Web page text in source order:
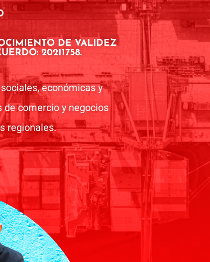
DE VALIDEZ
20211758.
económicas y
comercio y negocios
regionales.